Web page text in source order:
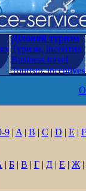
Діловий туризм
Туризм, інсентив
Business travel
Tourism, incentives
9| A | B | C | D | E | F
| Б | В | Г | Д | Е | Ж |